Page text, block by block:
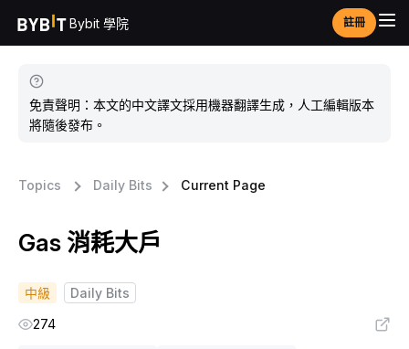
Bybit 學院 註冊
免責聲明：本文的中文譯文採用機器翻譯生成，人工編輯版本
將隨後發布。
Topics Daily Bits Current Page
Gas 消耗大戶
中級
Daily Bits
274